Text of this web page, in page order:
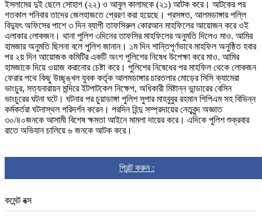
ইসলামের দুই ছেলে সোহাগ (২২) ও আবুল কালামকে (২১) আটক করে। আটকের পর
গতকাল শনিবার তাদের জেলহাজতে প্রেরণ করা হয়েছে। প্রসঙ্গত, আলমডাঙ্গার পল্লি
বিদ্যুৎ অফিসের পাশে ৩ দিন ব্যাপী তাফসিরুল কোরআন মাহফিলের আয়োজন করে ওই
এলাকার লোকজন। থানা পুলিশ ৩দিনের তাফসির মাহফিলের অনুমতি দিলেও মাও. আমির
হামজার অনুমতি ছিলনা বলে পুলিশ জানান। ১ম দিন শান্তিপূর্ণভাবে মাহফিল অনুষ্ঠিত হবার
পর ২য় দিন আয়োজক কমিটির একটি অংশ পুলিশের নিষেধ উপেক্ষা করে মাও. আমির
হামজাকে দিয়ে ওয়াজ করানোর চেষ্টা করে। পুলিশের নিষেধের পর মাহফিল থেকে লোকজন
ফেরার পথে কিছু উচ্ছৃঙ্খল যুবক কর্তৃক আলমডাঙ্গার চারতলার মোড়ের সিসি ক্যামেরা
ভাংচুর, সত্যনারায়ন মন্দিরে ইটপাটকেল নিক্ষেপ, অধিকারী মিষ্টান্ন ভান্ডারের বেসিন
ভাংচুরের ঘটনা ঘটে। ঘটনার পর চুয়াডাঙ্গা পুলিশ সুপার মাহবুবুর রহমান পিপিএম সহ বিভিন্ন
কর্মকর্তরা ঘটনাস্থল পরিদর্শন করেন। পরদিন হিন্দু সম্প্রদায়ের নেতৃবৃন্দ অজ্ঞাত
৩০/৪০জনকে আসামী বিশেষ ক্ষমতা আইনে মামলা দায়ের করে। এদিকে পুলিশ শুক্রবার
রাতে অভিযান চালিয়ে ৬ জনকে আটক করে।
প্রিন্ট করুন :
কমেন্ট বক্স